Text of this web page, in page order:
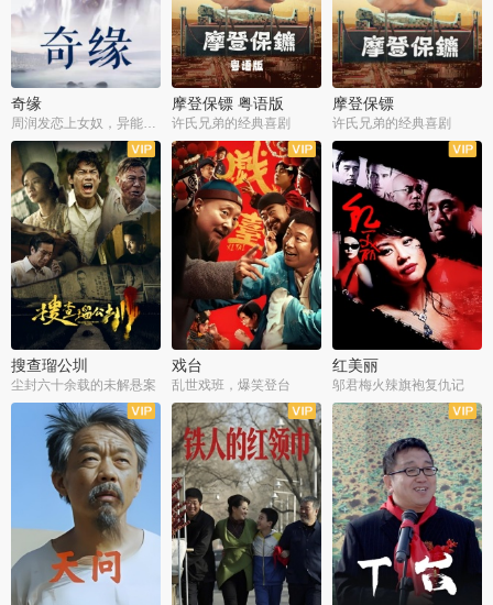
奇缘
周润发恋上女奴，异能护体战邪派
摩登保镖 粤语版
许氏兄弟的经典喜剧
摩登保镖
许氏兄弟的经典喜剧
搜查瑠公圳
尘封六十余载的未解悬案
戏台
乱世戏班，爆笑登台
红美丽
邬君梅火辣旗袍复仇记